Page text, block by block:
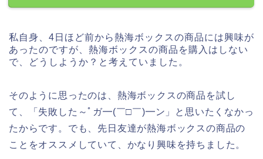
私自身、4日ほど前から熱海ボックスの商品には興味が
あったのですが、熱海ボックスの商品を購入はしない
で、どうしようか？と考えていました。
そのように思ったのは、熱海ボックスの商品を試し
て、「失敗した～ﾟガ━(￣□￣)━ン」と思いたくなかっ
たからです。でも、先日友達が熱海ボックスの商品の
ことをオススメしていて、かなり興味を持ちました。